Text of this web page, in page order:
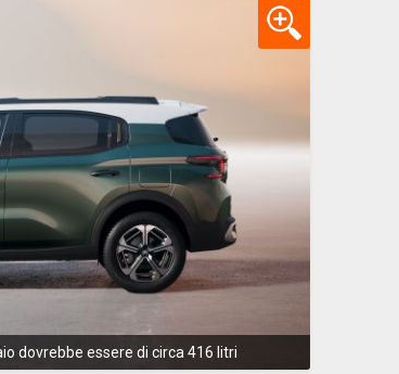
dovrebbe essere di circa 416 litri